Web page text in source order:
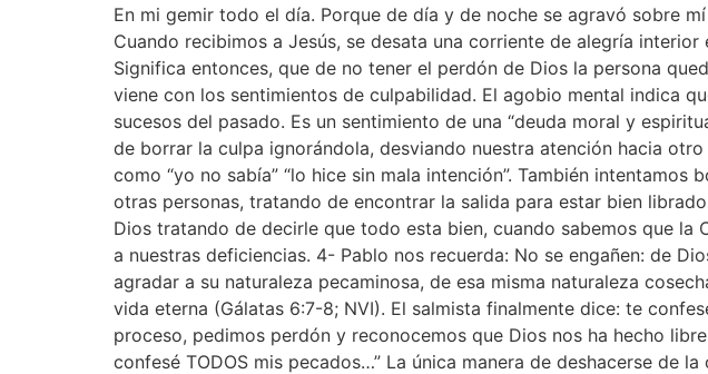
En mi gemir todo el día. Porque de día y de noche se agravó sobre
Cuando recibimos a Jesús, se desata una corriente de alegría
Significa entonces, que de no tener el perdón de Dios la persona
viene con los sentimientos de culpabilidad. El agobio mental indica
sucesos del pasado. Es un sentimiento de una “deuda moral y
de borrar la culpa ignorándola, desviando nuestra atención hacia
como “yo no sabía” “lo hice sin mala intención”. También
otras personas, tratando de encontrar la salida para estar bien
Dios tratando de decirle que todo esta bien, cuando sabemos que la
a nuestras deficiencias. 4- Pablo nos recuerda: No se engañen: de
agradar a su naturaleza pecaminosa, de esa misma naturaleza
vida eterna (Gálatas 6:7-8; NVI). El salmista finalmente dice: te
proceso, pedimos perdón y reconocemos que Dios nos ha hecho
confesé TODOS mis pecados…” La única manera de deshacerse de